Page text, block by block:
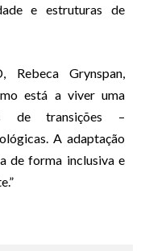
e estruturas de
Rebeca Grynspan,
está a viver uma
de transições –
A adaptação
de forma inclusiva e